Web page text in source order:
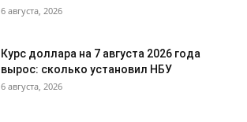
6 августа, 2026
Курс доллара на 7 августа 2026 года
вырос: сколько установил НБУ
6 августа, 2026